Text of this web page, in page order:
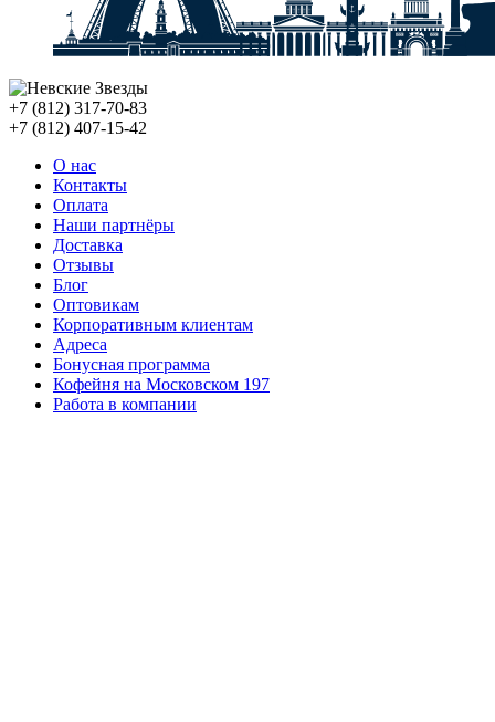
+7 (812) 317-70-83
+7 (812) 407-15-42
О нас
Контакты
Оплата
Наши партнёры
Доставка
Отзывы
Блог
Оптовикам
Корпоративным клиентам
Адреса
Бонусная программа
Кофейня на Московском 197
Работа в компании